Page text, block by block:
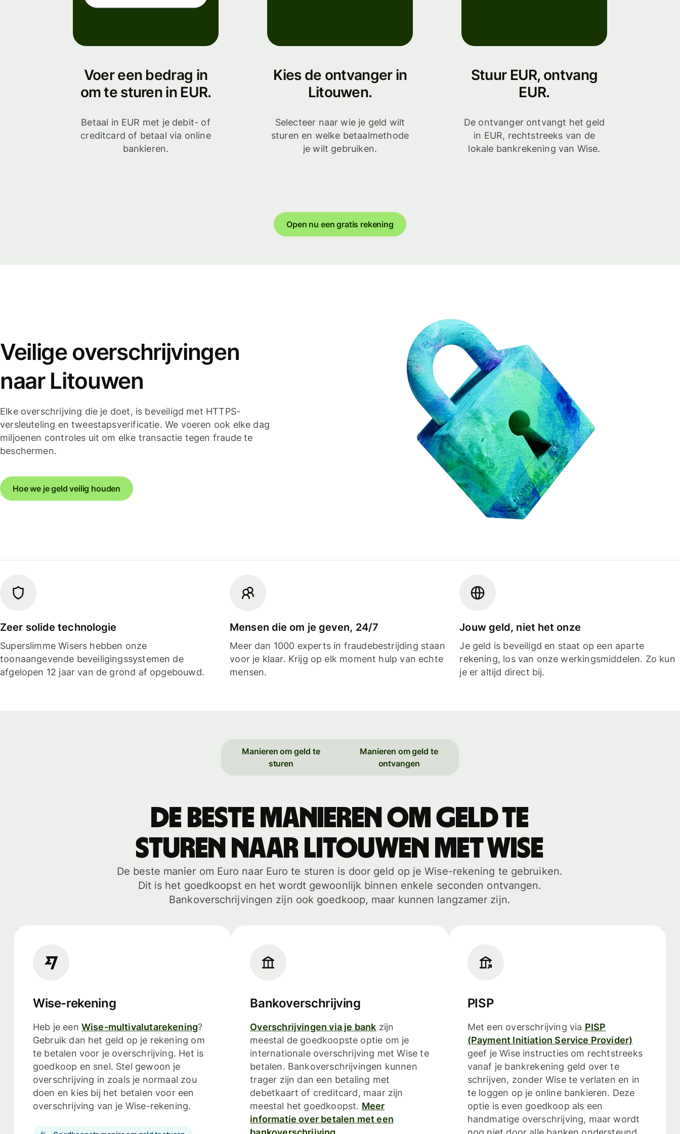
Voer een bedrag in
om te sturen in EUR.
Betaal in EUR met je debit- of
creditcard of betaal via online
bankieren.
Kies de ontvanger in
Litouwen.
Selecteer naar wie je geld wilt
sturen en welke betaalmethode
je wilt gebruiken.
Stuur EUR, ontvang
EUR.
De ontvanger ontvangt het geld
in EUR, rechtstreeks van de
lokale bankrekening van Wise.
Open nu een gratis rekening
Veilige overschrijvingen
naar Litouwen
Elke overschrijving die je doet, is beveiligd met HTTPS-
versleuteling en tweestapsverificatie. We voeren ook elke dag
miljoenen controles uit om elke transactie tegen fraude te
beschermen.
Hoe we je geld veilig houden
Zeer solide technologie
Superslimme Wisers hebben onze
toonaangevende beveiligingssystemen de
afgelopen 12 jaar van de grond af opgebouwd.
Mensen die om je geven, 24/7
Meer dan 1000 experts in fraudebestrijding staan
voor je klaar. Krijg op elk moment hulp van echte
mensen.
Jouw geld, niet het onze
Je geld is beveiligd en staat op een aparte
rekening, los van onze werkingsmiddelen. Zo kun
je er altijd direct bij.
Manieren om geld te
sturen
Manieren om geld te
ontvangen
De beste manieren om geld te
sturen naar Litouwen met WISE
De beste manier om Euro naar Euro te sturen is door geld op je Wise-rekening te gebruiken.
Dit is het goedkoopst en het wordt gewoonlijk binnen enkele seconden ontvangen.
Bankoverschrijvingen zijn ook goedkoop, maar kunnen langzamer zijn.
Wise-rekening
Heb je een Wise-multivalutarekening?
Gebruik dan het geld op je rekening om
te betalen voor je overschrijving. Het is
goedkoop en snel. Stel gewoon je
overschrijving in zoals je normaal zou
doen en kies bij het betalen voor een
overschrijving van je Wise-rekening.
Bankoverschrijving
Overschrijvingen via je bank zijn
meestal de goedkoopste optie om je
internationale overschrijving met Wise te
betalen. Bankoverschrijvingen kunnen
trager zijn dan een betaling met
debetkaart of creditcard, maar zijn
meestal het goedkoopst. Meer
informatie over betalen met een
PISP
Met een overschrijving via PISP
(Payment Initiation Service Provider)
geef je Wise instructies om rechtstreeks
vanaf je bankrekening geld over te
schrijven, zonder Wise te verlaten en in
te loggen op je online bankieren. Deze
optie is even goedkoop als een
handmatige overschrijving, maar wordt